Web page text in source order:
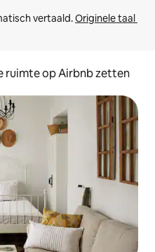
vertaald. Originele taal
ruimte op Airbnb zetten